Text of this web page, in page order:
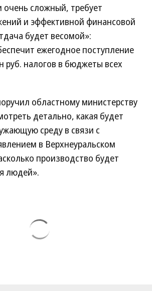
очень сложный, требует
и эффективной финансовой
будет весомой»:
ежегодное поступление
руб. налогов в бюджеты всех
областному министерству
детально, какая будет
среду в связи с
в Верхнеуральском
производство будет
людей».